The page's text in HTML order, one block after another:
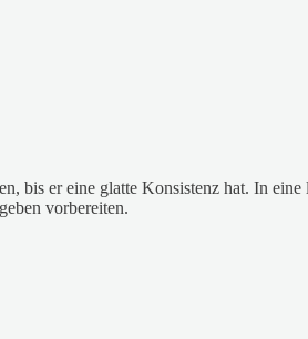
bis er eine glatte Konsistenz hat. In eine
vorbereiten.